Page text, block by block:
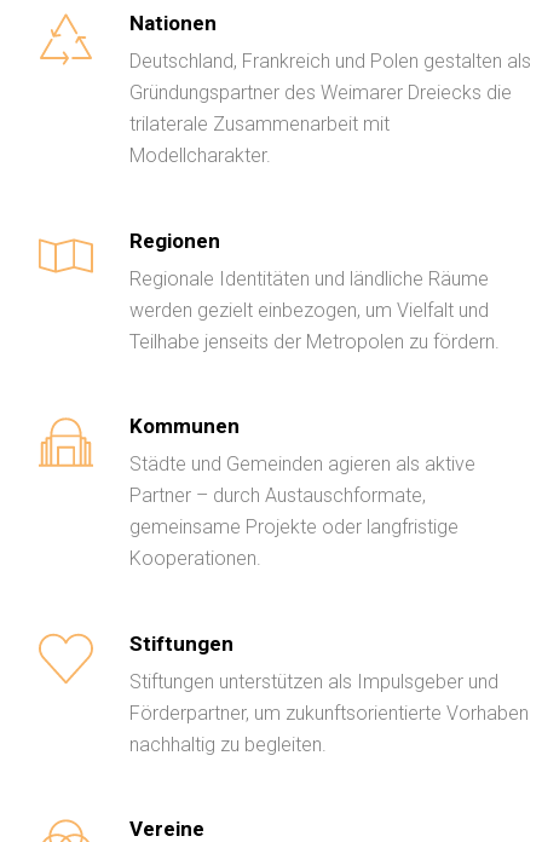
Nationen
Deutschland, Frankreich und Polen gestalten als
Gründungspartner des Weimarer Dreiecks die
trilaterale Zusammenarbeit mit
Modellcharakter.
Regionen
Regionale Identitäten und ländliche Räume
werden gezielt einbezogen, um Vielfalt und
Teilhabe jenseits der Metropolen zu fördern.
Kommunen
Städte und Gemeinden agieren als aktive
Partner – durch Austauschformate,
gemeinsame Projekte oder langfristige
Kooperationen.
Stiftungen
Stiftungen unterstützen als Impulsgeber und
Förderpartner, um zukunftsorientierte Vorhaben
nachhaltig zu begleiten.
Vereine